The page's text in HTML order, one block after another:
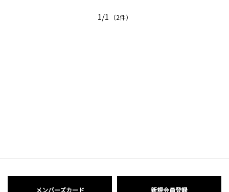
1/1 （2件）
メンバーズカード 新規会員登録